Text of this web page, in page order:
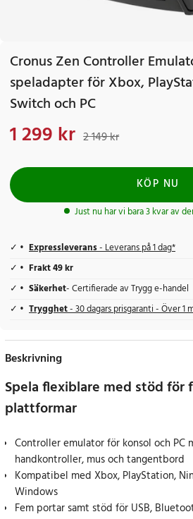
Cronus Zen Controller
speladapter för Xbox,
Switch och PC
Nuvarande pris
1 299 kr 2 149 kr
KÖP NU
Just nu har vi bara 3 kvar av
Expressleverans- Leverans på 1 dag*
Frakt 49 kr
Säkerhet- Certifierade av Trygg e-handel
Trygghet- 30 dagars prisgaranti - Över 1
Beskrivning
Spela flexiblare med stöd för
plattformar
Controller emulator för konsol och PC
handkontroller, mus och tangentbord
Kompatibel med Xbox, PlayStation,
Windows
Fem portar samt stöd för USB,